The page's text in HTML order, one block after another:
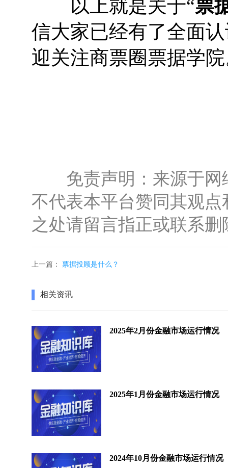
以上就是关于“票
信大家已经有了全面
迎关注商票圈票据学
免责声明：来源于网
不代表本平台赞同其观
之处请留言指正或联系删
上一篇： 票据投顾是什么？
相关资讯
2025年2月份金融市场运行情况
2025年1月份金融市场运行情况
2024年10月份金融市场运行情况